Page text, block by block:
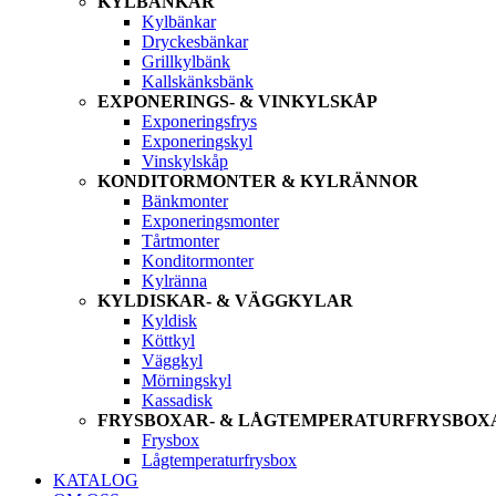
Kylbänkar
Dryckesbänkar
Grillkylbänk
Kallskänksbänk
EXPONERINGS- & VINKYLSKÅP
Exponeringsfrys
Exponeringskyl
Vinskylskåp
KONDITORMONTER & KYLRÄNNOR
Bänkmonter
Exponeringsmonter
Tårtmonter
Konditormonter
Kylränna
KYLDISKAR- & VÄGGKYLAR
Kyldisk
Köttkyl
Väggkyl
Mörningskyl
Kassadisk
FRYSBOXAR- &
Frysbox
Lågtemperaturfrysbox
KATALOG